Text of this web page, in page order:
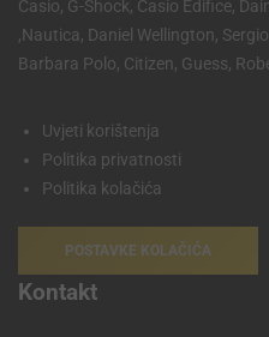
Casio, G-Shock, Casio Edifice,
,Nautica, Daniel Wellington,
Barbara Polo, Citizen, Guess,
Uvjeti korištenja
Politika privatnosti
Politika kolačića
POSTAVKE KOLAČIĆA
Kontakt